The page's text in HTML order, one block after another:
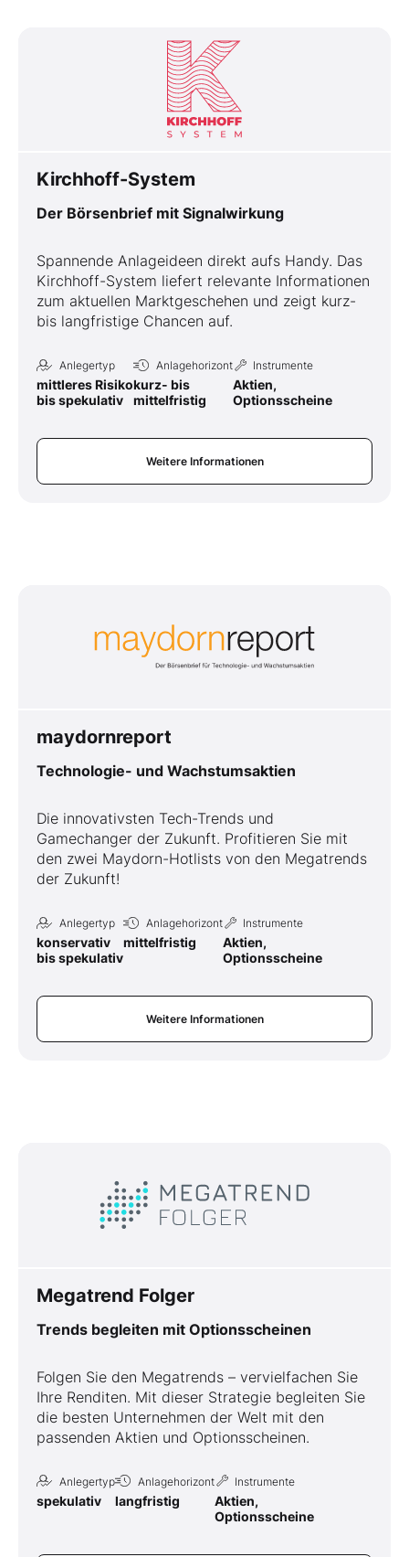
Kirchhoff-System
Der Börsenbrief mit Signalwirkung
Spannende Anlageideen direkt aufs Handy. Das
Kirchhoff-System liefert relevante Informationen
zum aktuellen Marktgeschehen und zeigt kurz-
bis langfristige Chancen auf.
Anlegertyp
mittleres Risiko
bis spekulativ
Anlagehorizont
kurz- bis
mittelfristig
Instrumente
Aktien,
Optionsscheine
Weitere Informationen
maydornreport
Technologie- und Wachstumsaktien
Die innovativsten Tech-Trends und
Gamechanger der Zukunft. Profitieren Sie mit
den zwei Maydorn-Hotlists von den Megatrends
der Zukunft!
Anlegertyp
konservativ
bis spekulativ
Anlagehorizont
mittelfristig
Instrumente
Aktien,
Optionsscheine
Weitere Informationen
Megatrend Folger
Trends begleiten mit Optionsscheinen
Folgen Sie den Megatrends – vervielfachen Sie
Ihre Renditen. Mit dieser Strategie begleiten Sie
die besten Unternehmen der Welt mit den
passenden Aktien und Optionsscheinen.
Anlegertyp
spekulativ
Anlagehorizont
langfristig
Instrumente
Aktien,
Optionsscheine